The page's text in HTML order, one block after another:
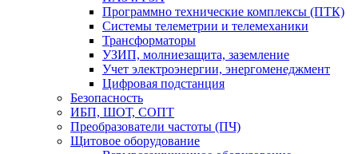
Программно технические комплексы (ПТК)
Системы телеметрии и телемеханики
Трансформаторы
УЗИП, молниезащита, заземление
Учет электроэнергии, энергоменеджмент
Цифровая подстанция
Безопасность
ИБП, ШОТ, СОПТ
Преобразователи частоты (ПЧ)
Щитовое оборудование